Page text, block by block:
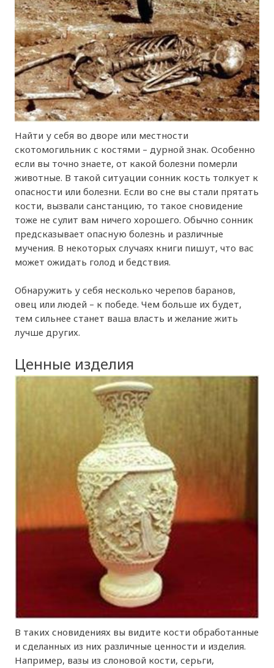
Найти у себя во дворе или местности
скотомогильник с костями – дурной знак. Особенно
если вы точно знаете, от какой болезни померли
животные. В такой ситуации сонник кость толкует к
опасности или болезни. Если во сне вы стали прятать
кости, вызвали санстанцию, то такое сновидение
тоже не сулит вам ничего хорошего. Обычно сонник
предсказывает опасную болезнь и различные
мучения. В некоторых случаях книги пишут, что вас
может ожидать голод и бедствия.
Обнаружить у себя несколько черепов баранов,
овец или людей – к победе. Чем больше их будет,
тем сильнее станет ваша власть и желание жить
лучше других.
Ценные изделия
В таких сновидениях вы видите кости обработанные
и сделанных из них различные ценности и изделия.
Например, вазы из слоновой кости, серьги,